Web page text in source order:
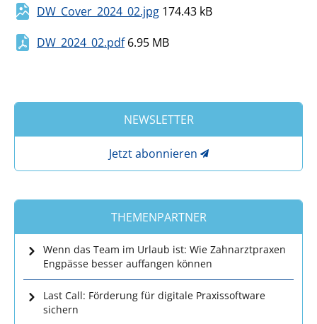
DW_Cover_2024_02.jpg 174.43 kB
DW_2024_02.pdf 6.95 MB
NEWSLETTER
Jetzt abonnieren
THEMENPARTNER
Wenn das Team im Urlaub ist: Wie Zahnarztpraxen
Engpässe besser auffangen können
Last Call: Förderung für digitale Praxissoftware
sichern